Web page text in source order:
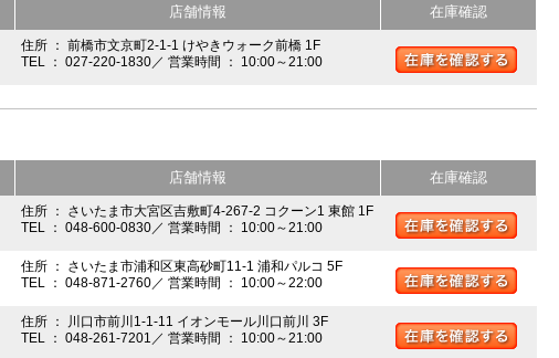
店舗情報 在庫確認
住所 ： 前橋市文京町2-1-1 けやきウォーク前橋 1F
TEL ： 027-220-1830／ 営業時間 ： 10:00～21:00
店舗情報 在庫確認
住所 ： さいたま市大宮区吉敷町4-267-2 コクーン1 東館 1F
TEL ： 048-600-0830／ 営業時間 ： 10:00～21:00
住所 ： さいたま市浦和区東高砂町11-1 浦和パルコ 5F
TEL ： 048-871-2760／ 営業時間 ： 10:00～22:00
住所 ： 川口市前川1-1-11 イオンモール川口前川 3F
TEL ： 048-261-7201／ 営業時間 ： 10:00～21:00